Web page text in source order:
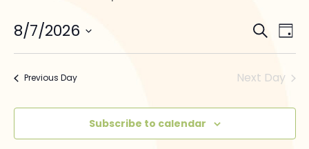
Events
Views
Search
Day
8/7/2026
Previous Day Next Day
Subscribe to calendar